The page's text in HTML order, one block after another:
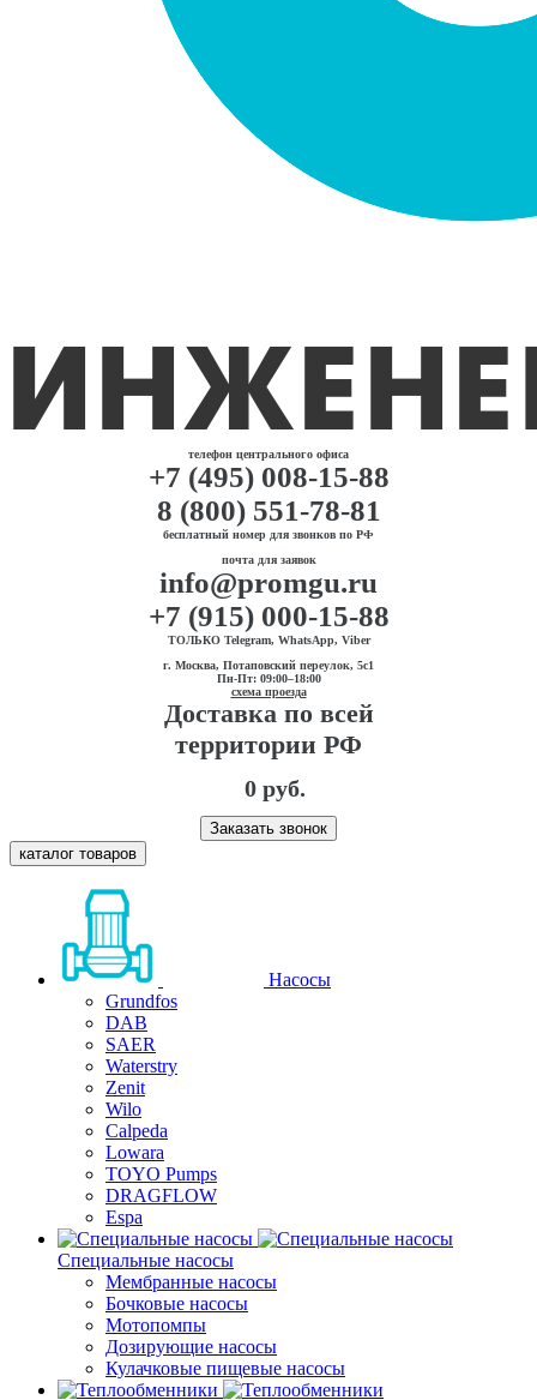
телефон центрального офиса
+7 (495) 008-15-88
8 (800) 551-78-81
бесплатный номер для звонков по РФ
почта для заявок
info@promgu.ru
+7 (915) 000-15-88
ТОЛЬКО Telegram, WhatsApp, Viber
г. Москва, Потаповский переулок, 5с1
Пн-Пт: 09:00–18:00
схема проезда
Доставка по всей
территории РФ
0 руб.
Заказать звонок
каталог товаров
Насосы
Grundfos
DAB
SAER
Waterstry
Zenit
Wilo
Calpeda
Lowara
TOYO Pumps
DRAGFLOW
Espa
Специальные насосы
Мембранные насосы
Бочковые насосы
Мотопомпы
Дозирующие насосы
Кулачковые пищевые насосы